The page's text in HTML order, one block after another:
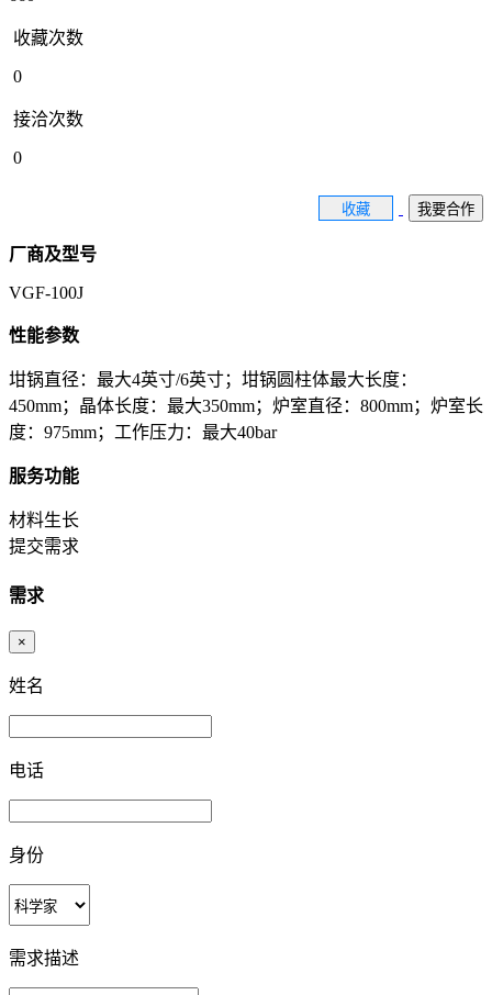
收藏次数
0
接洽次数
0
收藏 我要合作
厂商及型号
VGF-100J
性能参数
坩锅直径：最大4英寸/6英寸；坩锅圆柱体最大长度：
450mm；晶体长度：最大350mm；炉室直径：800mm；炉室长
度：975mm；工作压力：最大40bar
服务功能
材料生长
提交需求
需求
×
姓名
电话
身份
需求描述